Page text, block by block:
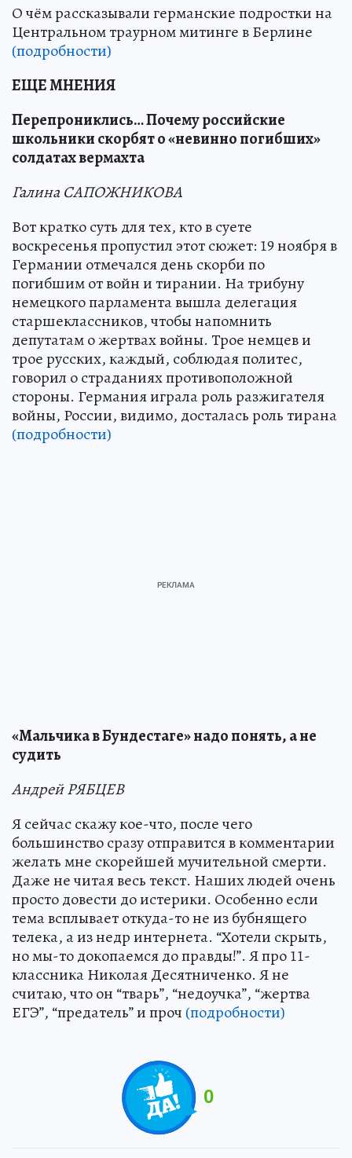
О чём рассказывали германские подростки на
Центральном траурном митинге в Берлине
(подробности)
ЕЩЕ МНЕНИЯ
Перепрониклись… Почему российские
школьники скорбят о «невинно погибших»
солдатах вермахта
Галина САПОЖНИКОВА
Вот кратко суть для тех, кто в суете
воскресенья пропустил этот сюжет: 19 ноября в
Германии отмечался день скорби по
погибшим от войн и тирании. На трибуну
немецкого парламента вышла делегация
старшеклассников, чтобы напомнить
депутатам о жертвах войны. Трое немцев и
трое русских, каждый, соблюдая политес,
говорил о страданиях противоположной
стороны. Германия играла роль разжигателя
войны, России, видимо, досталась роль тирана
(подробности)
«Мальчика в Бундестаге» надо понять, а не
судить
Андрей РЯБЦЕВ
Я сейчас скажу кое-что, после чего
большинство сразу отправится в комментарии
желать мне скорейшей мучительной смерти.
Даже не читая весь текст. Наших людей очень
просто довести до истерики. Особенно если
тема всплывает откуда-то не из бубнящего
телека, а из недр интернета. “Хотели скрыть,
но мы-то докопаемся до правды!”. Я про 11-
классника Николая Десятниченко. Я не
считаю, что он “тварь”, “недоучка”, “жертва
ЕГЭ”, “предатель” и проч (подробности)
0